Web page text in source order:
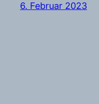
6. Februar 2023